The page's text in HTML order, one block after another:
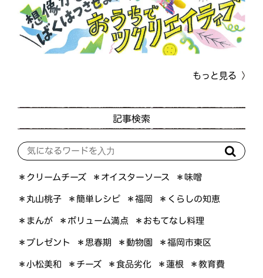
もっと見る
記事検索
＊クリームチーズ ＊オイスターソース ＊味噌
＊丸山桃子 ＊簡単レシピ ＊福岡 ＊くらしの知恵
＊まんが ＊ボリューム満点 ＊おもてなし料理
＊プレゼント ＊思春期 ＊動物園 ＊福岡市東区
＊小松美和 ＊チーズ ＊食品劣化 ＊蓮根 ＊教育費